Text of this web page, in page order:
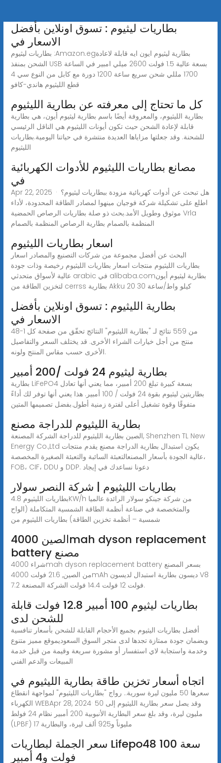
بطاريات ليثيوم : تسوق اونلاين بأفضل
الاسعار في
بطاريات ليثيوم :Amazon.egبطارية ليثيوم ايون ايه قابلة لاعادة
الشحن بمنفذ USB بسعة عالية 1.5 فولت 2600 ميلي امبير في الساعة
1700 مللي شحن سريع ساعة 1200 دورة مع كابل من النوع سي 4
قطع الليثيوم هاندي-كافو
كل ما تحتاج إلى معرفته عن بطارية الليثيوم
بطارية الليثيوم، والمعروفة أيضًا باسم بطارية ليثيوم أيون، هي بطارية
قابلة لإعادة الشحن حيث تكون أيونات الليثيوم هي الناقل الرئيسي
للشحنة. وقد جعلتها مزاياها العديدة منتشرة في حياتنا اليومية.بطاريات
الليثيوم
مصانع بطاريات الليثيوم للأدوات الكهربائية
في
Apr 22, 2025 · هل تبحث عن أدوات كهربائية مزودة ببطاريات ليثيوم؟
اطلع على تشكيلة شركة فوجيان مينهوا لمصادر الطاقة المحدودة، لأداء
موثوق وطويل الأمد.بحث ذو صلة بطاريات الرصاص الحمضية Vrla
المنظمة بالصمام بطارية الرصاص المنظمة بالصمام
اسعار بطاريات الليثيوم
البحث عن أفضل مجموعة من شركات التصنيع والمصادر اسعار
بطاريات الليثيوم منتجات اسعار بطاريات الليثيوم رخيصة وذات جودة
عالية لأسواق متحدثي arabic في alibaba.comبطارية ليثيوم أيون
لتخزين الطاقة من cerrss بطارية Akku 20 كيلو واط/ساعة 30
بطارية الليثيوم : تسوق اونلاين بأفضل
الاسعار في
48-1 من 559 نتائج لـ "بطارية الليثيوم" النتائج تحقّق من صفحة كل
منتج من أجل خيارات الشراء الأخرى. قد يختلف السعر والتفاصيل
الأخرى حسب مقاس المنتج ولونه.
بطارية ليثيوم 24 فولت /200 أمبير
بطارية LiFePO4 بسعة كبيرة تبلغ 200 أمبير، مما يعني أنها تعادل
بطاريتين ليثيوم بقوة 24 فولت / 100 أمبير. هذا يعني أنها توفر لك أداءً
متفوقًا وقوة تشغيل أعلى لفترة زمنية أطول.بفضل تصميمها المتين
بطارية الليثيوم للدراجة مصنع
الصين بطارية الليثيوم للدراجة الشركة المصنعة, Shenzhen TL New
Energy Co.,Ltd يكون استبدال بطارية الدراجة مصنع يقدم منتجات
عالية الجودة بأسعار المصنعالتعبئة السائبة والتعبئة الصغيرة المخصصة،
FOB، CIF، DDU و DDP. دعونا نساعدك في إيجاد
بطاريات الليثيوم | شركة النصر سولار
بطاريات الليثيوم 4.8KW/h من شركة جينكو سولار الرائدة عالميا
والمتخصصة في صناعة أنظمة الطاقة الشمسية المتكاملة (الواح
شمسية – أنظمة تخزين الطاقة) بطاريات الليثيوم من
الصين 4000mah dyson replacement
battery مصنع
شراء 4000mah dyson replacement battery بسعر المصنع
من الصين, 21.6 فولت 4000mAh ديسون بطارية استبدال لديسون V8
7.2 فولت 12 فولت 14.4 فولت الشركة المصنعة.
بطاريات ليثيوم 100 أمبير 12.8 فولت قابلة
للشحن لدى
أفضل بطاريات اليثيوم بجميع الأحجام القابلة للشحن بأسعار تنافسية
وبضمان جودة ممتازة تجدها لدى متجر السوق السعوديموقع مميز متنوع
وخدمة واستجابة لاي استفسار أو مشورة سريعة وقيمة من قبل خدمة
المبيعات والدعم الفني
اتجاه أسعار تخزين طاقة بطارية الليثيوم في
سعرها 50 مليون ليرة سورية.. رواج "بطاريات الليثيوم" لمواجهة انقطاع
الكهرباء WEBApr 28, 2024· وقد يصل سعر بطارية الليثيوم إلى 50
مليون ليرة، وقد بلغ سعر البطارية الأنبوبية 200 أمبير نظام 24 فولط
(LPBF) 17 مليوناً و925 ألف ليرة، والبطارية
سعر الجملة لبطاريات Lifepo48 سعة 100
فولت و4 أمبير